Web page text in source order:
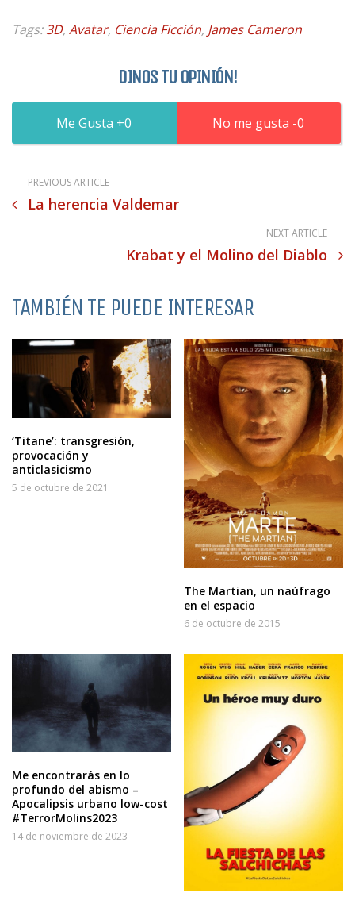
Tags:3D, Avatar, Ciencia Ficción, James Cameron
DINOS TU OPINIÓN!
0 0
PREVIOUS ARTICLE
La herencia Valdemar
NEXT ARTICLE
Krabat y el Molino del Diablo
TAMBIÉN TE PUEDE INTERESAR
‘Titane’: transgresión,
provocación y
anticlasicismo
5 de octubre de 2021
The Martian, un naúfrago
en el espacio
6 de octubre de 2015
Me encontrarás en lo
profundo del abismo –
Apocalipsis urbano low-cost
#TerrorMolins2023
14 de noviembre de 2023